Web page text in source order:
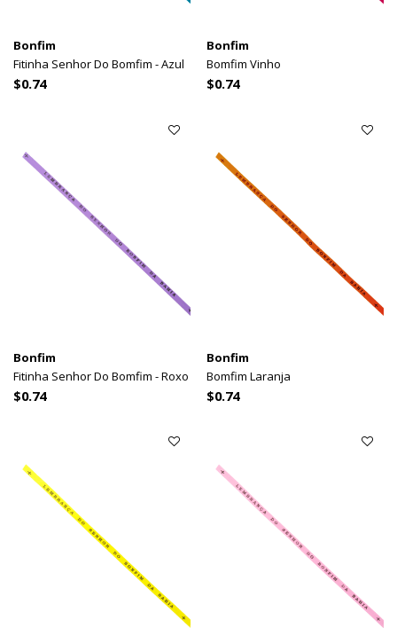
Bonfim
Fitinha Senhor Do Bomfim - Azul
$0.74
Bonfim
Bomfim Vinho
$0.74
Bonfim
Fitinha Senhor Do Bomfim - Roxo
$0.74
Bonfim
Bomfim Laranja
$0.74